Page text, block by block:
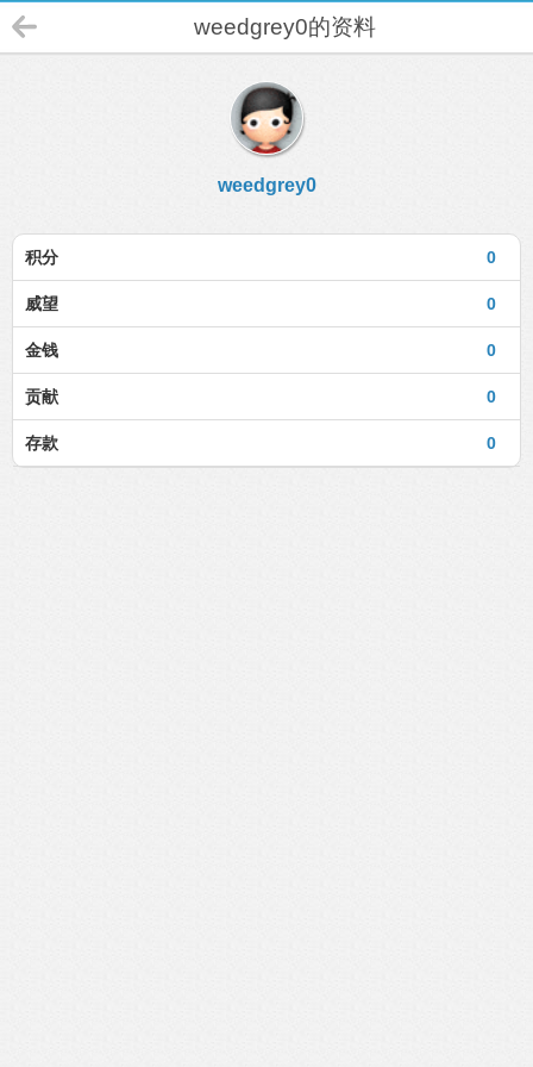
weedgrey0的资料
weedgrey0
0
积分
0
威望
0
金钱
0
贡献
0
存款